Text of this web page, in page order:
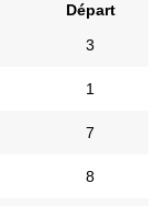
Départ
3
1
7
8